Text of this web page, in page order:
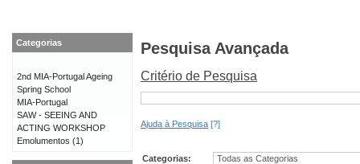
Pesquisa Avançada
Critério de Pesquisa
Ajuda à Pesquisa [?]
Categorias:
Categorias
2nd MIA-Portugal Ageing
Spring School
MIA-Portugal
SAW - SEEING AND
ACTING WORKSHOP
Emolumentos (1)